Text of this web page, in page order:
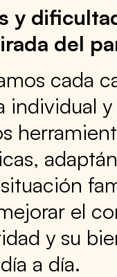
y
del
cada
individual y
el
y su
a día.